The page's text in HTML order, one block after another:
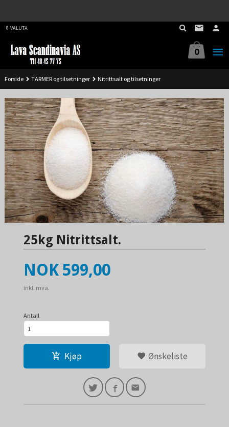
VALUTA
0
Forside TARMER og tilsetninger Nitrittsalt og tilsetninger
25kg Nitrittsalt.
Pris
NOK 599,00
inkl. mva.
Antall
Kjøp Ønskeliste